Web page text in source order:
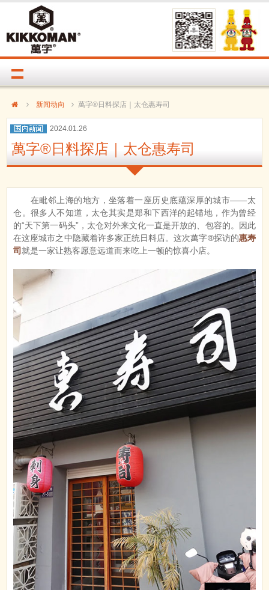
新闻动向 萬字®日料探店｜太仓惠寿司
2024.01.26
萬字®日料探店｜太仓惠寿司
在毗邻上海的地方，坐落着一座历史底蕴深厚的城市——太
仓。很多人不知道，太仓其实是郑和下西洋的起锚地，作为曾经
的“天下第一码头”，太仓对外来文化一直是开放的、包容的。因此
在这座城市之中隐藏着许多家正统日料店。这次萬字®探访的惠寿
司就是一家让熟客愿意远道而来吃上一顿的惊喜小店。